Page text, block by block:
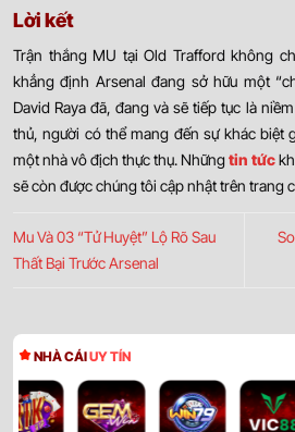
Lời kết
Trận thắng MU tại Old Trafford không
khẳng định Arsenal đang sở hữu một
David Raya đã, đang và sẽ tiếp tục là
thủ, người có thể mang đến sự khác biệt
một nhà vô địch thực thụ. Nhữngtin tức
sẽ còn được chúng tôi cập nhật trên trang
Mu Và 03 “Tử Huyệt” Lộ Rõ Sau
Thất Bại Trước Arsenal
NHÀ CÁIUY TÍN